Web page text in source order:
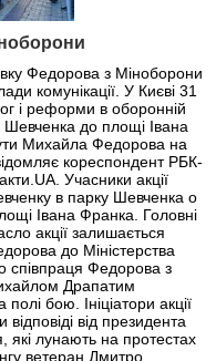
Федорова з Міноборони
комунікації. У Києві 31
і реформи в оборонній
Шевченка до площі Івана
Михайла Федорова на
кореспондент РБК-
Учасники акції
в парку Шевченка о
Івана Франка. Головні
акції залишається
до Міністерства
співпраця Федорова з
Драпатим
бою. Ініціатори акції
від президента
лунають на протестах
ветеран Дмитро